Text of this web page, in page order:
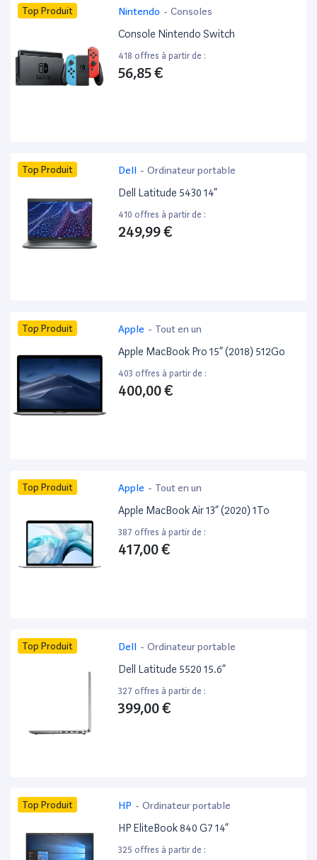
Top Produit Nintendo - Consoles
Console Nintendo Switch
418 offres à partir de :
56,85 €
Top Produit Dell - Ordinateur portable
Dell Latitude 5430 14”
410 offres à partir de :
249,99 €
Top Produit Apple - Tout en un
Apple MacBook Pro 15” (2018) 512Go
403 offres à partir de :
400,00 €
Top Produit Apple - Tout en un
Apple MacBook Air 13” (2020) 1To
387 offres à partir de :
417,00 €
Top Produit Dell - Ordinateur portable
Dell Latitude 5520 15.6”
327 offres à partir de :
399,00 €
Top Produit HP - Ordinateur portable
HP EliteBook 840 G7 14”
325 offres à partir de :